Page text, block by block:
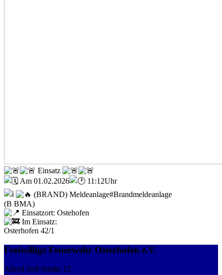
Einsatz
Am 01.02.2026
11:12Uhr
(BRAND) Meldeanlage#Brandmeldeanlage
(B BMA)
Einsatzort: Ostehofen
Im Einsatz:
Osterhofen 42/1
Freiwillige Feuerwehr Osterhofen e.V.
Alfred-Sell-Straße 12